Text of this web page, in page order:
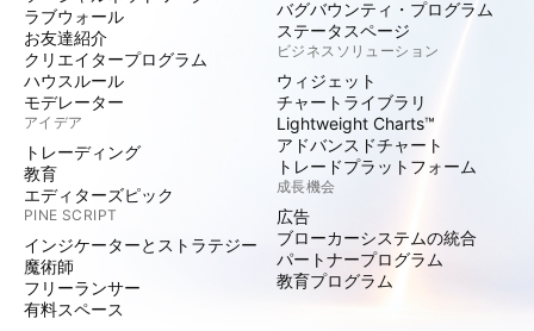
ラブウォール
お友達紹介
クリエイタープログラム
ハウスルール
モデレーター
アイデア
トレーディング
教育
エディターズピック
PINE SCRIPT
インジケーターとストラテジー
魔術師
フリーランサー
有料スペース
バグバウンティ・プログラム
ステータスページ
ビジネスソリューション
ウィジェット
チャートライブラリ
Lightweight Charts™
アドバンスドチャート
トレードプラットフォーム
成長機会
広告
ブローカーシステムの統合
パートナープログラム
教育プログラム